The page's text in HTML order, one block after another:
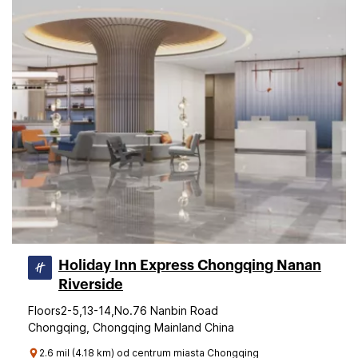
Holiday Inn Express Chongqing Nanan
Riverside
Floors2-5,13-14,No.76 Nanbin Road
Chongqing, Chongqing Mainland China
2.6 mil (4.18 km) od centrum miasta Chongqing